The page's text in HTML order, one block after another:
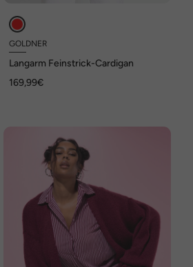
GOLDNER
Langarm Feinstrick-Cardigan
169,99€